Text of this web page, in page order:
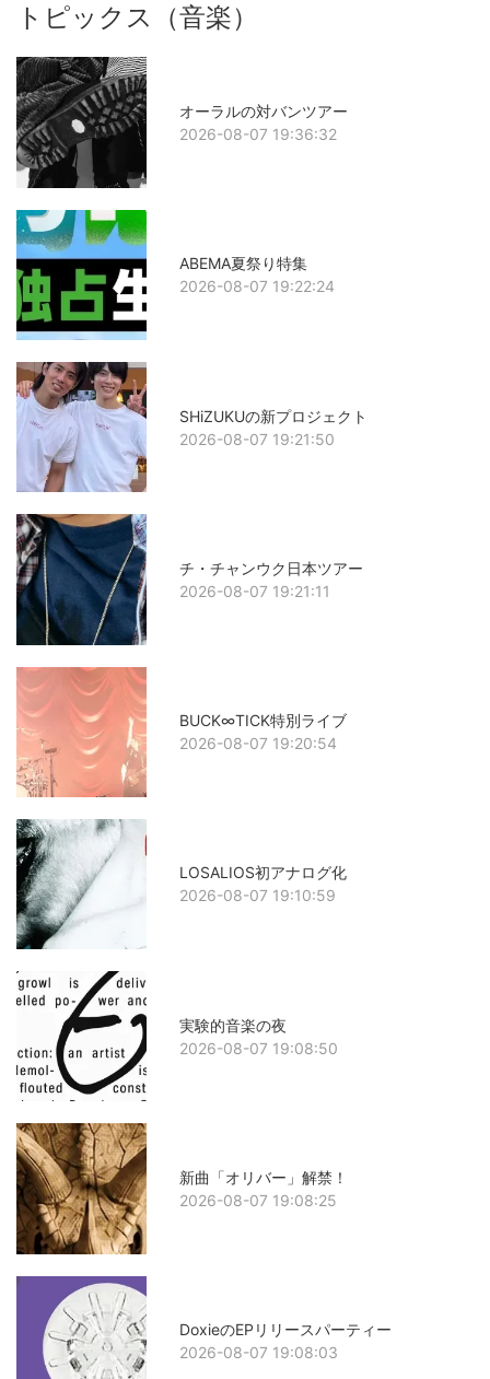
トピックス（音楽）
オーラルの対バンツアー
2026-08-07 19:36:32
ABEMA夏祭り特集
2026-08-07 19:22:24
SHiZUKUの新プロジェクト
2026-08-07 19:21:50
チ・チャンウク日本ツアー
2026-08-07 19:21:11
BUCK∞TICK特別ライブ
2026-08-07 19:20:54
LOSALIOS初アナログ化
2026-08-07 19:10:59
実験的音楽の夜
2026-08-07 19:08:50
新曲「オリバー」解禁！
2026-08-07 19:08:25
DoxieのEPリリースパーティー
2026-08-07 19:08:03